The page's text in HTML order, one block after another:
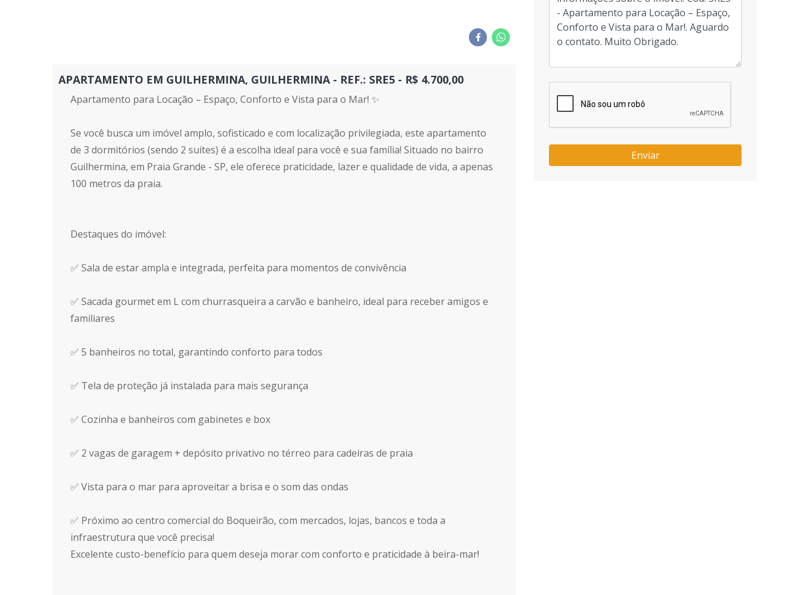
APARTAMENTO EM GUILHERMINA, GUILHERMINA - REF.: SRE5 - R$ 4.700,00
Apartamento para Locação – Espaço, Conforto e Vista para o Mar! ✨
Se você busca um imóvel amplo, sofisticado e com localização privilegiada, este apartamento
de 3 dormitórios (sendo 2 suítes) é a escolha ideal para você e sua família! Situado no bairro
Guilhermina, em Praia Grande - SP, ele oferece praticidade, lazer e qualidade de vida, a apenas
100 metros da praia.
Destaques do imóvel:
✅ Sala de estar ampla e integrada, perfeita para momentos de convivência
✅ Sacada gourmet em L com churrasqueira a carvão e banheiro, ideal para receber amigos e
familiares
✅ 5 banheiros no total, garantindo conforto para todos
✅ Tela de proteção já instalada para mais segurança
✅ Cozinha e banheiros com gabinetes e box
✅ 2 vagas de garagem + depósito privativo no térreo para cadeiras de praia
✅ Vista para o mar para aproveitar a brisa e o som das ondas
✅ Próximo ao centro comercial do Boqueirão, com mercados, lojas, bancos e toda a
infraestrutura que você precisa!
Excelente custo-benefício para quem deseja morar com conforto e praticidade à beira-mar!
Enviar